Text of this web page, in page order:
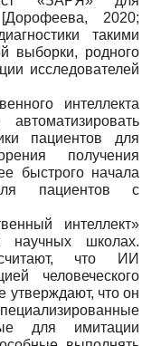
[Дорофеева, 2020;
такими
выборки, родного
исследователей
интеллекта
пациентов для
получения
быстрого начала
пациентов с
интеллект»
научных школах.
что ИИ
человеческого
утверждают, что он
для имитации